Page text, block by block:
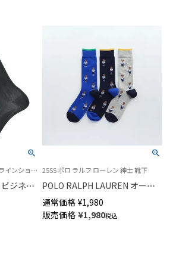
カルバンクライン 公式オンラインショップ 紳士 靴下
ジネス
メン
25SS ポロ ラルフ ローレン 紳士 靴下
POLO RALPH LAUREN オール
オーバー アスレチックベア ポ
ロベア クルー丈 カジュアル メ
ンズ ソックス 02012480
通常価格 ¥1,980
販売価格 ¥1,980税込